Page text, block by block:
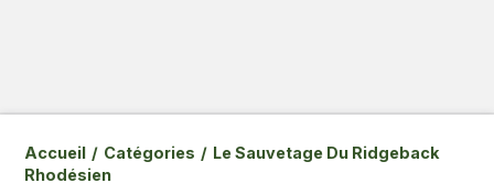
Accueil / Catégories / Le Sauvetage Du Ridgeback
Rhodésien